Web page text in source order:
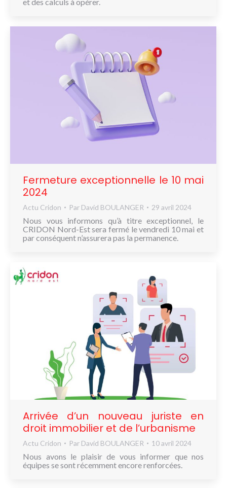
Fermeture exceptionnelle le 10 mai
2024
Actu Cridon Par David BOULANGER 29 avril 2024
Nous vous informons qu’à titre exceptionnel, le
CRIDON Nord-Est sera fermé le vendredi 10 mai et
par conséquent n’assurera pas la permanence.
Arrivée d’un nouveau juriste en
droit immobilier et de l’urbanisme
Actu Cridon Par David BOULANGER 10 avril 2024
Nous avons le plaisir de vous informer que nos
équipes se sont récemment encore renforcées.